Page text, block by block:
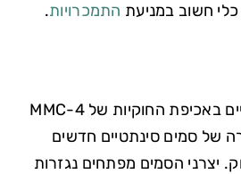
חשוב במניעת התמכרויות.
אחד האתגרים המרכזיים באכיפת החוקיות של 4-MMC
של סמים סינתטיים חדשים
יצרני הסמים מפתחים נגזרות